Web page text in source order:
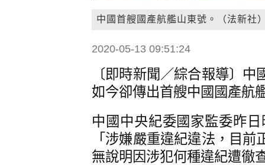
中國首艘國產航艦山東號。（法新社
2020-05-13 09:51:24
〔即時新聞／綜合報導〕
如今卻傳出首艘中國國產航
中國中央紀委國家監委昨
「涉嫌嚴重違紀違法，目
無說明因涉犯何種違紀遭徹